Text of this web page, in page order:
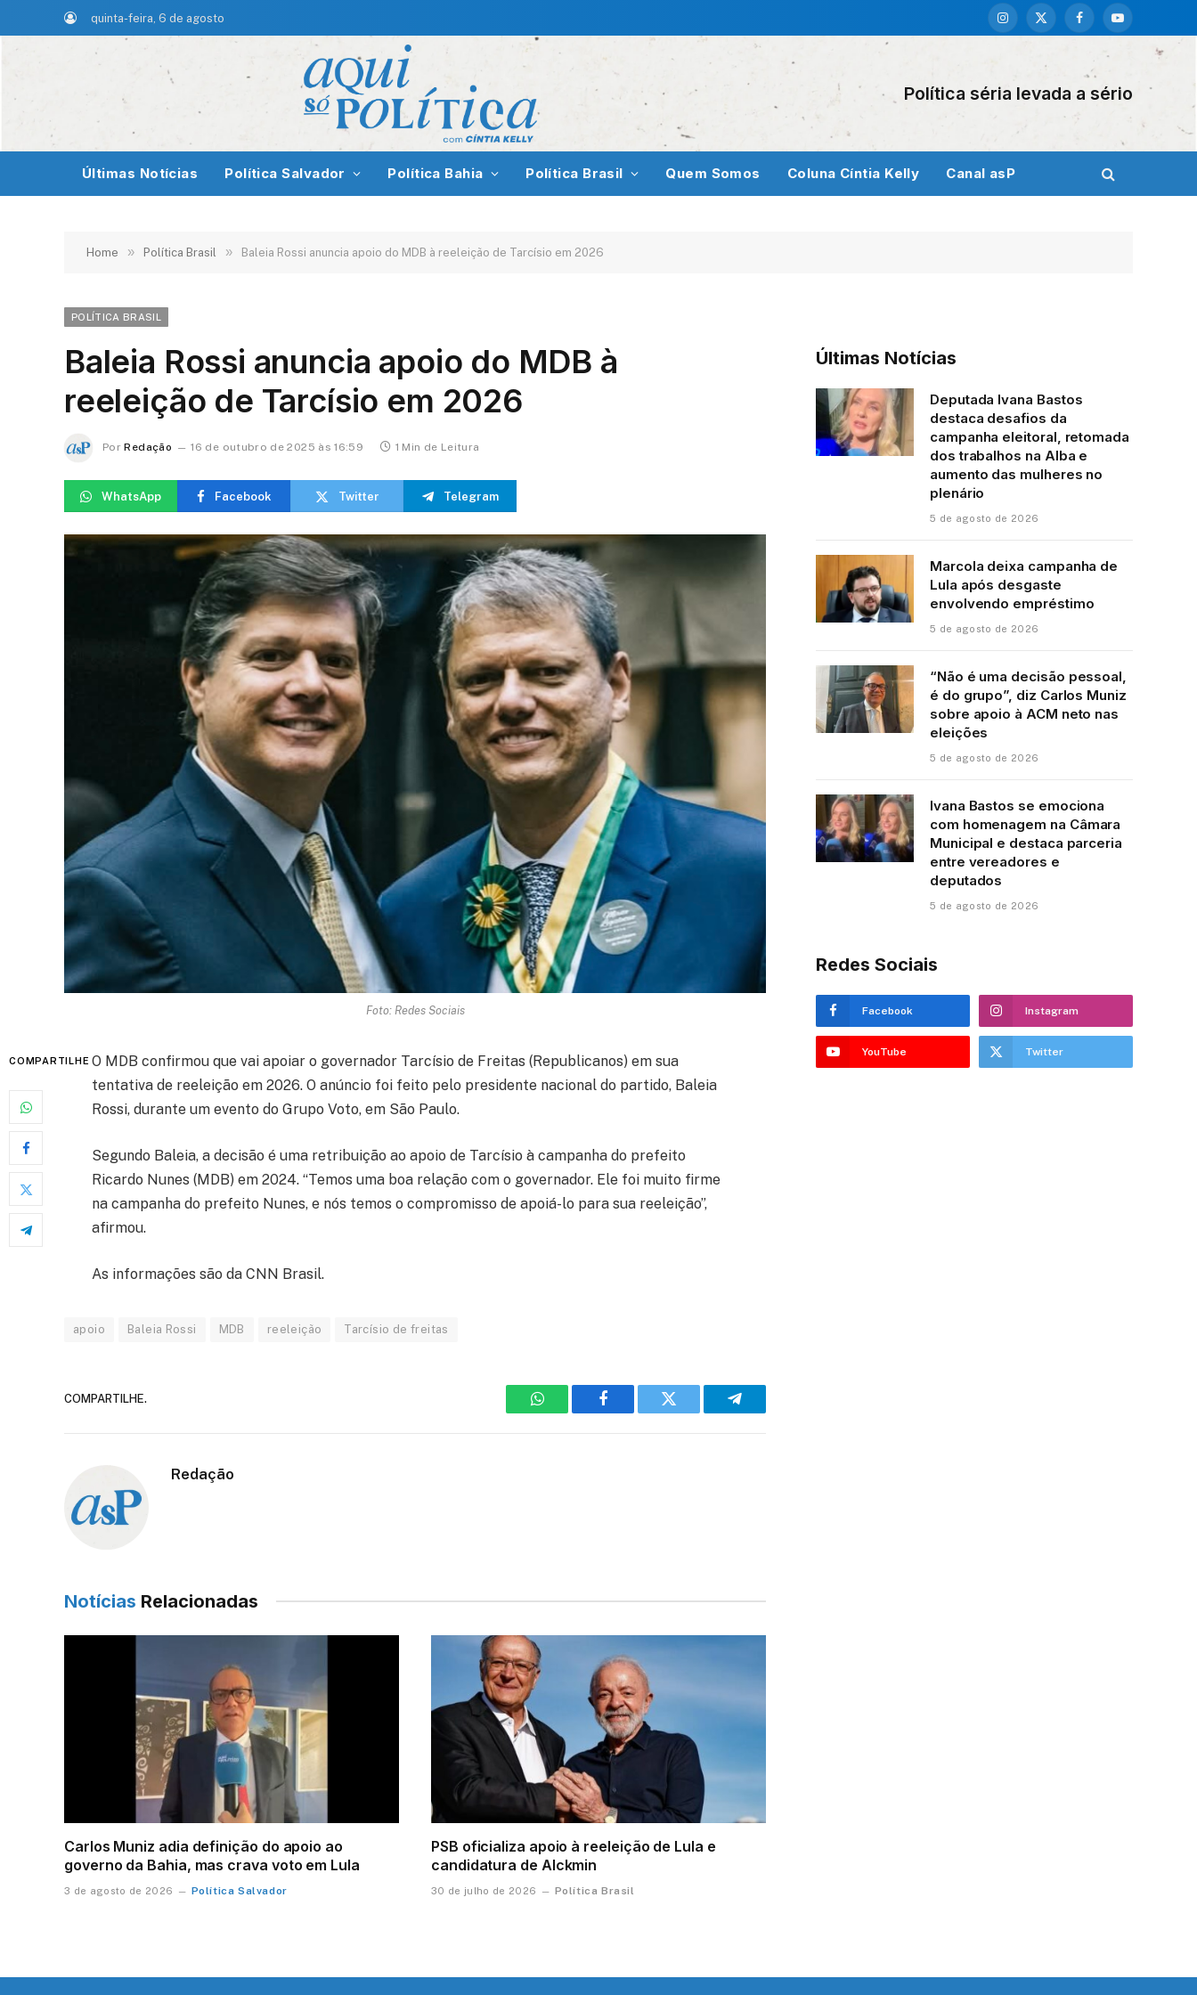
quinta-feira, 6 de agosto
Instagram
X
FacebookYouTube
Política séria levada a sério
Últimas Notícias Política Salvador Política Bahia Política Brasil Quem Somos Coluna Cíntia Kelly Canal asP
Home » Política Brasil » Baleia Rossi anuncia apoio do MDB à reeleição de Tarcísio em 2026
POLÍTICA BRASIL
Baleia Rossi anuncia apoio do MDB à
reeleição de Tarcísio em 2026
Por Redação 16 de outubro de 2025 às 16:59 1 Min de Leitura
WhatsApp Facebook Twitter Telegram
Foto: Redes Sociais
COMPARTILHE O MDB confirmou que vai apoiar o governador Tarcísio de Freitas (Republicanos) em sua
tentativa de reeleição em 2026. O anúncio foi feito pelo presidente nacional do partido, Baleia
Rossi, durante um evento do Grupo Voto, em São Paulo.
Segundo Baleia, a decisão é uma retribuição ao apoio de Tarcísio à campanha do prefeito
Ricardo Nunes (MDB) em 2024. “Temos uma boa relação com o governador. Ele foi muito firme
na campanha do prefeito Nunes, e nós temos o compromisso de apoiá-lo para sua reeleição”,
afirmou.
As informações são da CNN Brasil.
apoio Baleia Rossi MDB reeleição Tarcísio de freitas
COMPARTILHE.
WhatsAppFacebook Twitter Telegram
Redação
Notícias Relacionadas
Carlos Muniz adia definição do apoio ao
governo da Bahia, mas crava voto em Lula
3 de agosto de 2026 Política Salvador
PSB oficializa apoio à reeleição de Lula e
candidatura de Alckmin
30 de julho de 2026 Política Brasil
Últimas Notícias
Deputada Ivana Bastos
destaca desafios da
campanha eleitoral, retomada
dos trabalhos na Alba e
aumento das mulheres no
plenário
5 de agosto de 2026
Marcola deixa campanha de
Lula após desgaste
envolvendo empréstimo
5 de agosto de 2026
“Não é uma decisão pessoal,
é do grupo”, diz Carlos Muniz
sobre apoio à ACM neto nas
eleições
5 de agosto de 2026
Ivana Bastos se emociona
com homenagem na Câmara
Municipal e destaca parceria
entre vereadores e
deputados
5 de agosto de 2026
Redes Sociais
Facebook Instagram
YouTube Twitter